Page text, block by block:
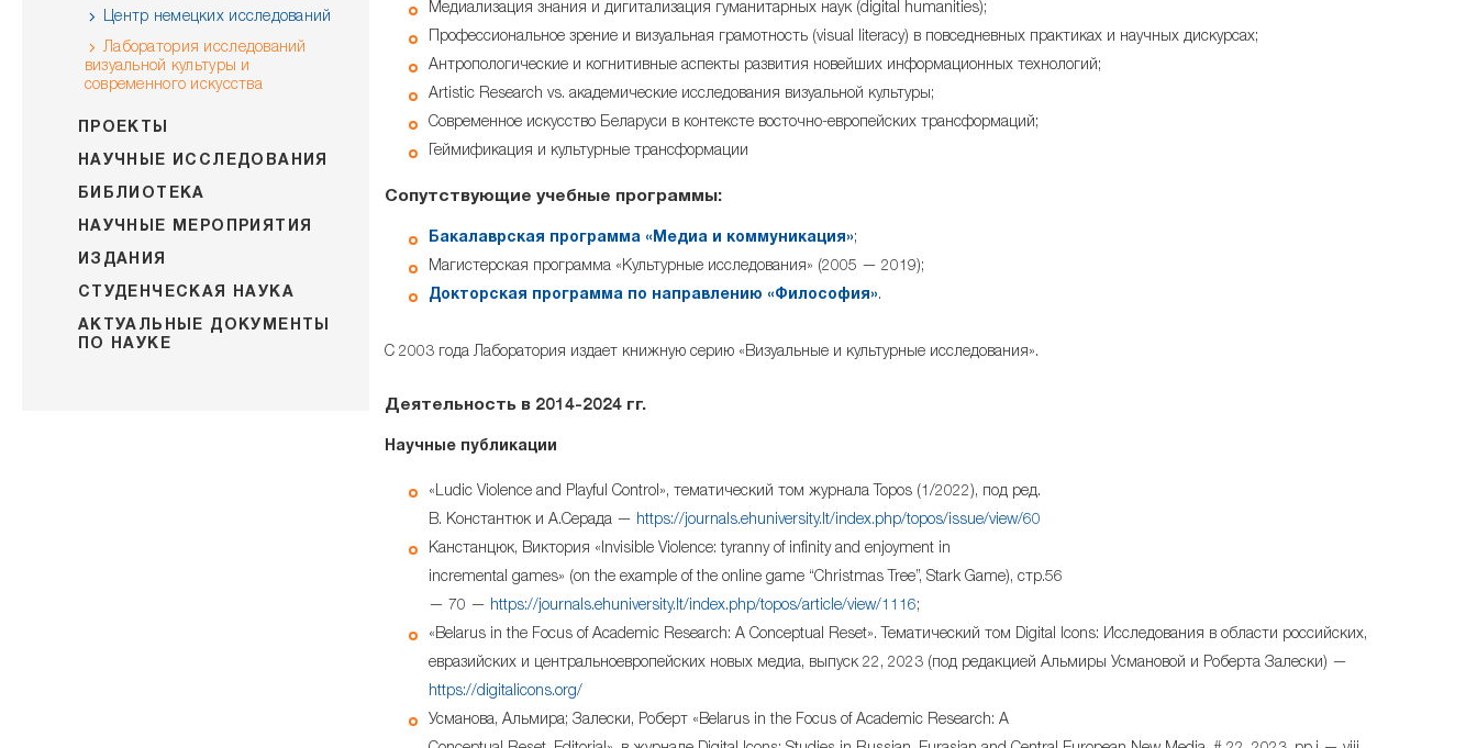
Центр немецких исследований
Лаборатория исследований
визуальной культуры и
современного искусства
ПРОЕКТЫ
НАУЧНЫЕ ИССЛЕДОВАНИЯ
БИБЛИОТЕКА
НАУЧНЫЕ МЕРОПРИЯТИЯ
ИЗДАНИЯ
СТУДЕНЧЕСКАЯ НАУКА
АКТУАЛЬНЫЕ ДОКУМЕНТЫ
ПО НАУКЕ
Медиализация знания и дигитализация гуманитарных наук (digital humanities);
Профессиональное зрение и визуальная грамотность (visual literacy) в повседневных практиках и научных дискурсах;
Антропологические и когнитивные аспекты развития новейших информационных технологий;
Artistic Research vs. академические исследования визуальной культуры;
Современное искусство Беларуси в контексте восточно-европейских трансформаций;
Геймификация и культурные трансформации
Сопутствующие учебные программы:
Бакалаврская программа «Медиа и коммуникация»;
Магистерская программа «Культурные исследования» (2005 — 2019);
Докторская программа по направлению «Философия».
С 2003 года Лаборатория издает книжную серию «Визуальные и культурные исследования».
Деятельность в 2014-2024 гг.
Научные публикации
«Ludic Violence and Playful Control», тематический том журнала Topos (1/2022), под ред.
В. Константюк и А.Серада — https://journals.ehuniversity.lt/index.php/topos/issue/view/60
Канстанцюк, Виктория «Invisible Violence: tyranny of infinity and enjoyment in
incremental games» (on the example of the online game “Christmas Tree”, Stark Game), стр.56
— 70 — https://journals.ehuniversity.lt/index.php/topos/article/view/1116;
«Belarus in the Focus of Academic Research: A Conceptual Reset». Тематический том Digital Icons: Исследования в области российских,
евразийских и центральноевропейских новых медиа, выпуск 22, 2023 (под редакцией Альмиры Усмановой и Роберта Залески) —
https://digitalicons.org/
Усманова, Альмира; Залески, Роберт «Belarus in the Focus of Academic Research: A